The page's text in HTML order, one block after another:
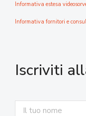
Informativa estesa
Informativa fornitori e
Iscriviti